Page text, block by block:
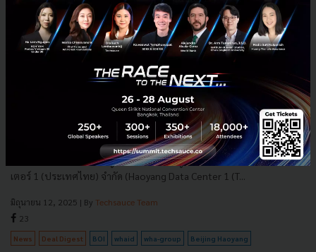
WHAID ขายที่ดินให้ Beijing Haoyang สร้าง Data Center
300MW มูลค่า 7.2 หมื่นล้าน ใหญ่สุดในอาเซียน หนุนไทยสู่
Digital Hub เต็มสูบ
WHAID หรือ บริษัท ดับบลิวเอชเอ อินดัสเตรียล ดีเวลลอปเมนท์ จำกัด
(มหาชน) ประกาศดีลใหญ่ขายที่ดีครั้งสำคัญให้กับ ฮ่าวหยาง ดาต้า เซ้น
เตอร์ 1 (ประเทศไทย) จำกัด (Haoyang Data Center 1 (T...
มิถุนายน 12, 2025 | By Techsauce Team
23
News Deal Digest BOI whaid wha-group Beijing Haoyang